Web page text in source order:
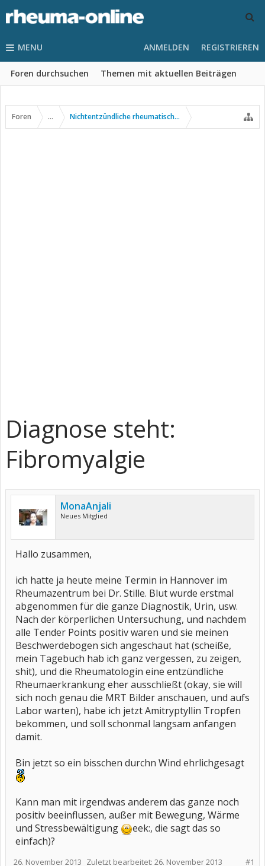
MENU
Foren durchsuchen Themen mit aktuellen Beiträgen
ANMELDEN REGISTRIEREN
Foren ... Nichtentzündliche rheumatische Erkrankungen
Diagnose steht:
Fibromyalgie
MonaAnjali
Neues Mitglied
Hallo zusammen,
ich hatte ja heute meine Termin in Hannover im
Rheumazentrum bei Dr. Stille. Blut wurde erstmal
abgenommen für die ganze Diagnostik, Urin, usw.
Nach der körperlichen Untersuchung, und nachdem
alle Tender Points positiv waren und sie meinen
Beschwerdebogen sich angeschaut hat (scheiße,
mein Tagebuch hab ich ganz vergessen, zu zeigen,
shit), und die Rheumatologin eine entzündliche
Rheumaerkrankung eher ausschließt (okay, sie will
sich noch genau die MRT Bilder anschauen, und aufs
Labor warten), habe ich jetzt Amitryptyllin Tropfen
bekommen, und soll schonmal langsam anfangen
damit.
Bin jetzt so ein bisschen durchn Wind ehrlichgesagt
Kann man mit irgendwas anderem das ganze noch
positiv beeinflussen, außer mit Bewegung, Wärme
und Stressbewältigung
eek:, die sagt das so
einfach)?
#1
26. November 2013 Zuletzt bearbeitet: 26. November 2013